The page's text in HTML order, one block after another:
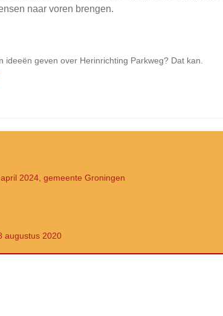
naar voren brengen.
geven over Herinrichting Parkweg? Dat kan.
2024, gemeente Groningen
augustus 2020